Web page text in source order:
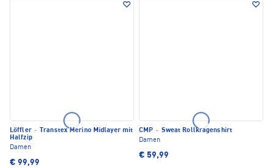
Löffler ·
Transtex Merino Midlayer mit
Halfzip
Damen
€ 99,99
CMP · Sweat Rollkragenshirt
Damen
€ 59,99